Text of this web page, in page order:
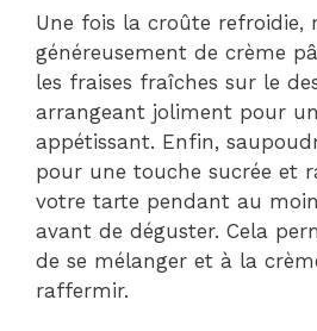
Une fois la croûte refroidie,
généreusement de crème
les fraises fraîches sur le
arrangeant joliment pour
appétissant. Enfin,
pour une touche sucrée et
votre tarte pendant au
avant de déguster. Cela
de se mélanger et à la
raffermir.